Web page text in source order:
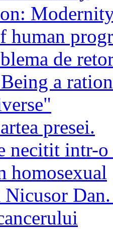
human
de
a
presei.
necitit intr-
homosexual